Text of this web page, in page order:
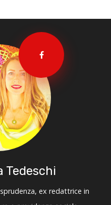
Tedeschi
ex redattrice in